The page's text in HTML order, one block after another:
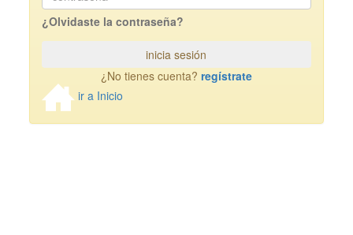
¿Olvidaste la contraseña?
inicia sesión
¿No tienes cuenta? regístrate
ir a Inicio